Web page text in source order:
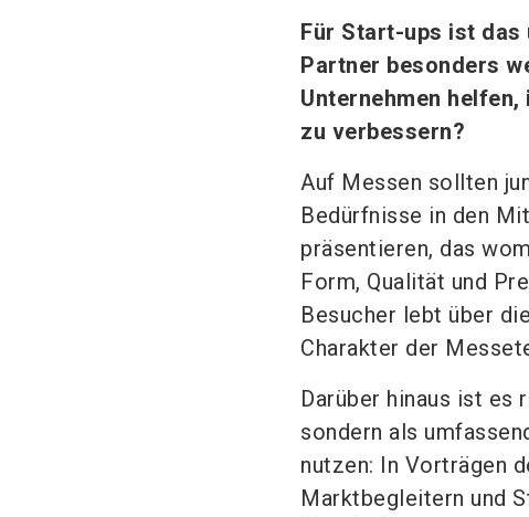
Für Start-ups ist das
Partner besonders
Unternehmen
zu verbessern?
Auf Messen sollten
Bedürfnisse in den
präsentieren, das
Form, Qualität und
Besucher lebt über
Charakter der
Darüber hinaus ist es
sondern als
nutzen: In Vorträgen
Marktbegleitern und